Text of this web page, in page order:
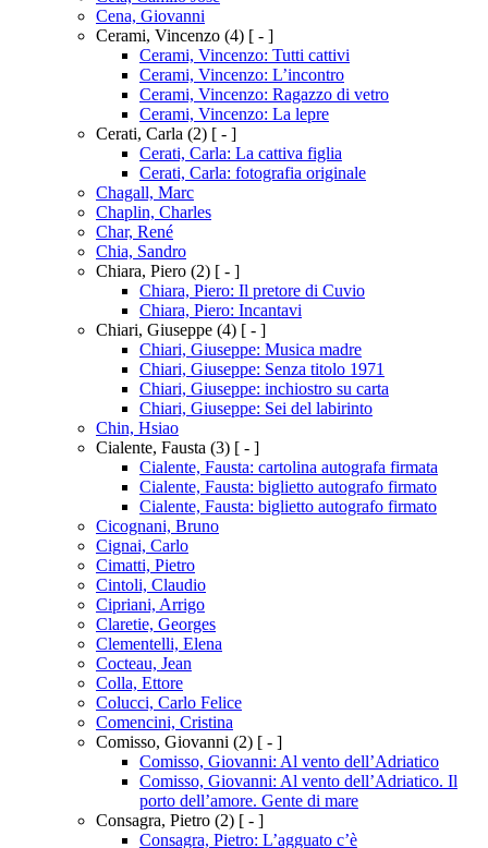
Cena, Giovanni
Cerami, Vincenzo (4) [ - ]
Cerami, Vincenzo: Tutti cattivi
Cerami, Vincenzo: L’incontro
Cerami, Vincenzo: Ragazzo di vetro
Cerami, Vincenzo: La lepre
Cerati, Carla (2) [ - ]
Cerati, Carla: La cattiva figlia
Cerati, Carla: fotografia originale
Chagall, Marc
Chaplin, Charles
Char, René
Chia, Sandro
Chiara, Piero (2) [ - ]
Chiara, Piero: Il pretore di Cuvio
Chiara, Piero: Incantavi
Chiari, Giuseppe (4) [ - ]
Chiari, Giuseppe: Musica madre
Chiari, Giuseppe: Senza titolo 1971
Chiari, Giuseppe: inchiostro su carta
Chiari, Giuseppe: Sei del labirinto
Chin, Hsiao
Cialente, Fausta (3) [ - ]
Cialente, Fausta: cartolina autografa firmata
Cialente, Fausta: biglietto autografo firmato
Cialente, Fausta: biglietto autografo firmato
Cicognani, Bruno
Cignai, Carlo
Cimatti, Pietro
Cintoli, Claudio
Cipriani, Arrigo
Claretie, Georges
Clementelli, Elena
Cocteau, Jean
Colla, Ettore
Colucci, Carlo Felice
Comencini, Cristina
Comisso, Giovanni (2) [ - ]
Comisso, Giovanni: Al vento dell’Adriatico
Comisso, Giovanni: Al vento dell’Adriatico. Il
porto dell’amore. Gente di mare
Consagra, Pietro (2) [ - ]
Consagra, Pietro: L’agguato c’è